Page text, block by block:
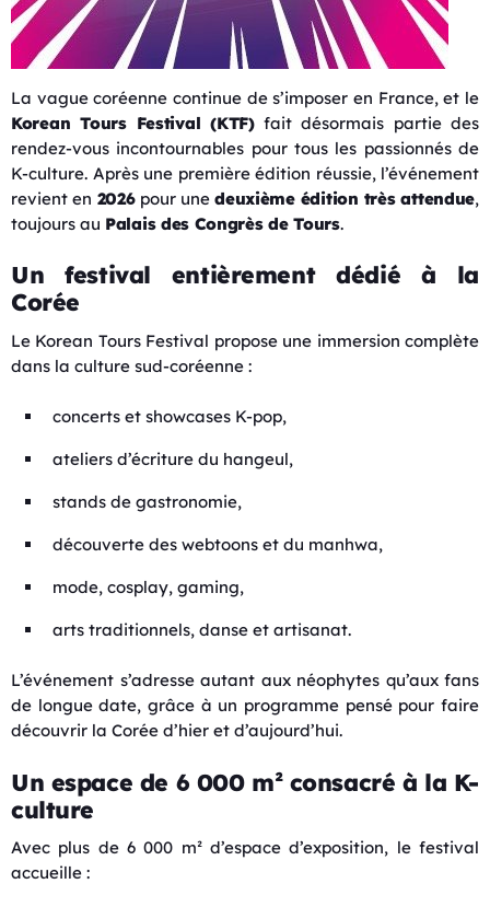
La vague coréenne continue de s’imposer en France, et le
Korean Tours Festival (KTF)fait désormais partie des
rendez-vous incontournables pour tous les passionnés de
K-culture. Après une première édition réussie, l’événement
revient en 2026pour unedeuxième édition très attendue,
toujours au Palais des Congrès de Tours.
Un festival entièrement dédié à la
Corée
Le Korean Tours Festival propose une immersion complète
dans la culture sud-coréenne :
concerts et showcases K-pop,
ateliers d’écriture du hangeul,
stands de gastronomie,
découverte des webtoons et du manhwa,
mode, cosplay, gaming,
arts traditionnels, danse et artisanat.
L’événement s’adresse autant aux néophytes qu’aux fans
de longue date, grâce à un programme pensé pour faire
découvrir la Corée d’hier et d’aujourd’hui.
Un espace de 6 000 m² consacré à la K-
culture
Avec plus de 6 000 m² d’espace d’exposition, le festival
accueille :